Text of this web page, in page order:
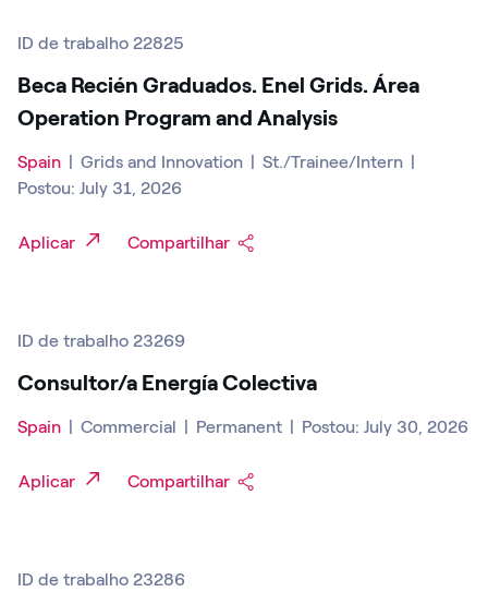
ID de trabalho 22825
Beca Recién Graduados. Enel Grids. Área
Operation Program and Analysis
Spain Grids and Innovation St./Trainee/Intern
Postou: July 31, 2026
Aplicar Compartilhar
ID de trabalho 23269
Consultor/a Energía Colectiva
Spain Commercial Permanent Postou: July 30, 2026
Aplicar Compartilhar
ID de trabalho 23286